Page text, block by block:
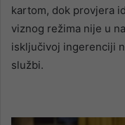
kartom, dok provjera
viznog režima nije u
isključivoj ingerenciji
službi.